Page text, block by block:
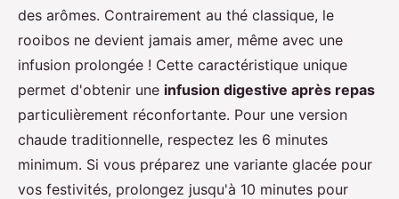
des arômes. Contrairement au thé classique, le
rooibos ne devient jamais amer, même avec une
infusion prolongée ! Cette caractéristique unique
permet d'obtenir une infusion digestive après repas
particulièrement réconfortante. Pour une version
chaude traditionnelle, respectez les 6 minutes
minimum. Si vous préparez une variante glacée pour
vos festivités, prolongez jusqu'à 10 minutes pour